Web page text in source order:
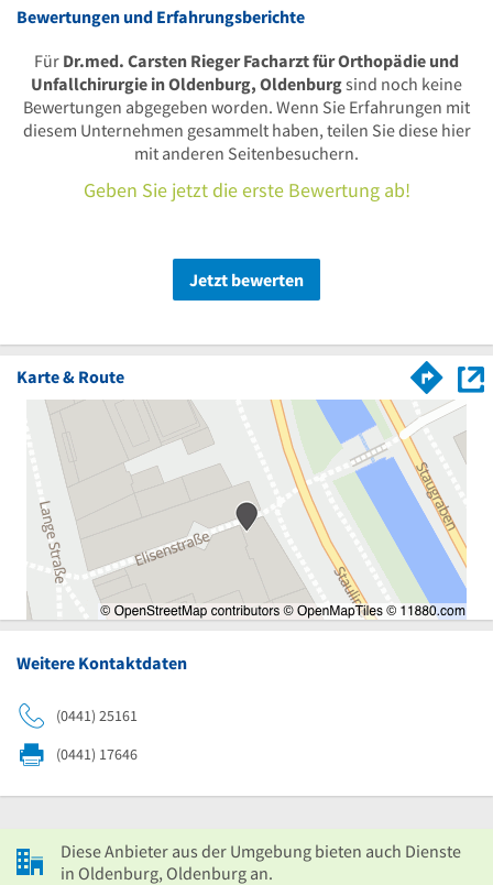
Bewertungen und Erfahrungsberichte
Für Dr.med. Carsten Rieger Facharzt für Orthopädie und
Unfallchirurgie in Oldenburg, Oldenburgsind noch keine
Bewertungen abgegeben worden. Wenn Sie Erfahrungen mit
diesem Unternehmen gesammelt haben, teilen Sie diese hier
mit anderen Seitenbesuchern.
Geben Sie jetzt die erste Bewertung ab!
Jetzt bewerten
Karte & Route
Weitere Kontaktdaten
(0441) 25161
(0441) 17646
Diese Anbieter aus der Umgebung bieten auch Dienste
in Oldenburg, Oldenburg an.